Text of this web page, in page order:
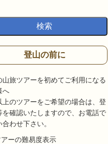
登山の前に
山旅ツアーを初めてご利用になる
へ
上のツアーをご希望の場合は、登
を確認いたしますので、お電話で
合わせ下さい。
アーの難易度表示